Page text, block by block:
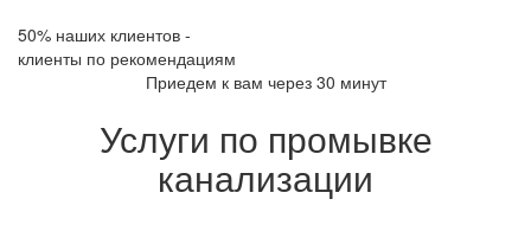
50% наших клиентов -
клиенты по рекомендациям
Приедем к вам через 30 минут
Услуги по промывке
канализации